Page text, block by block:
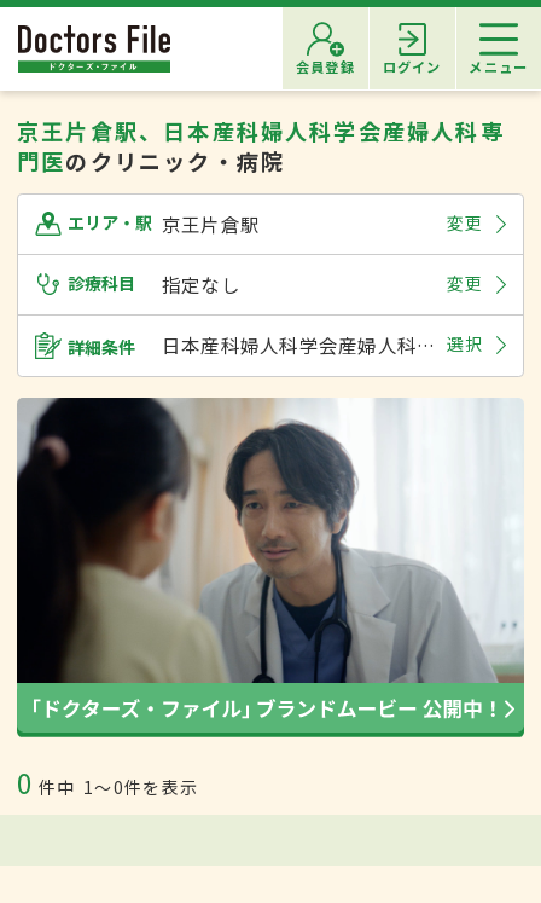
会員登録 ログイン メニュー
京王片倉駅、日本産科婦人科学会産婦人科専
門医のクリニック・病院
エリア・駅 京王片倉駅 変更
診療科目 指定なし 変更
詳細条件 日本産科婦人科学会産婦人科専門医 選択
0 件中 1〜0件を表示